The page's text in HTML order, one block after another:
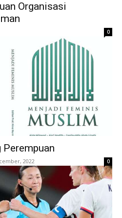
Organisasi
0
Perempuan
2022 0